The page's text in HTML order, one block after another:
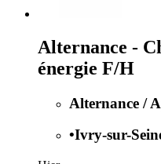
Alternance -
énergie F/H
Alternance /
•Ivry-sur-